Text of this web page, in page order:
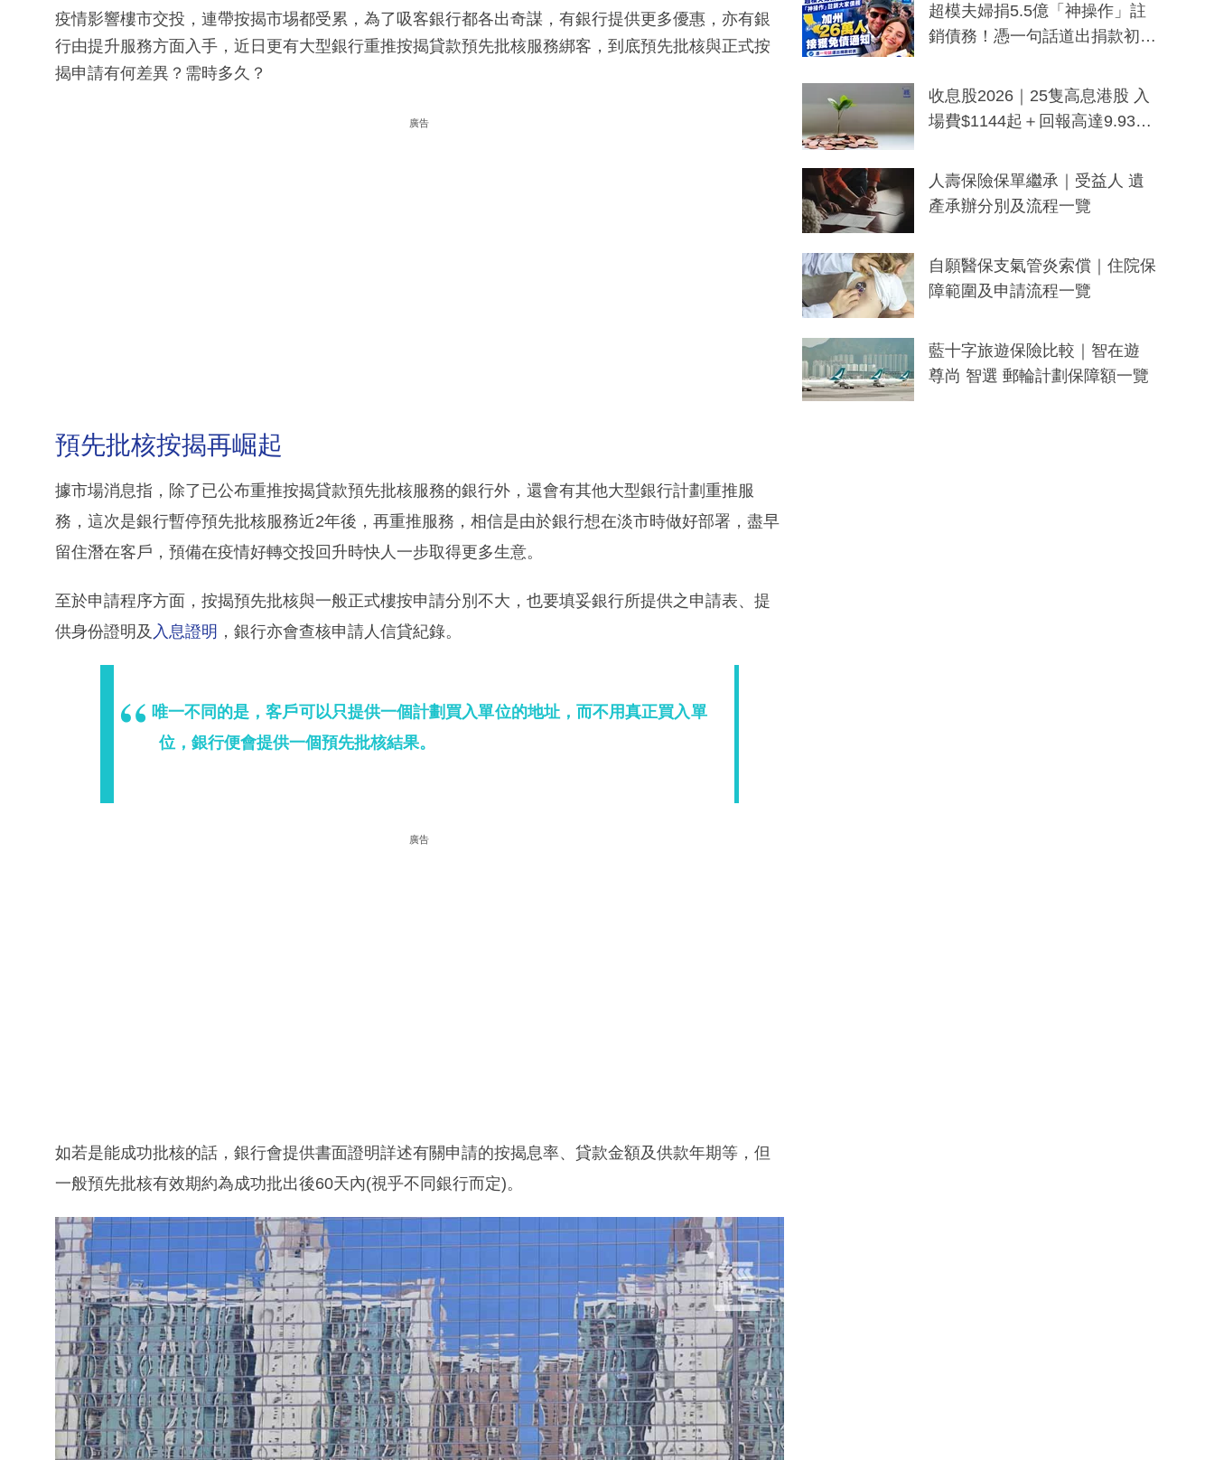
疫情影響樓市交投，連帶按揭市埸都受累，為了吸客銀行都各出奇謀，有銀行提供更多優惠，亦有銀
行由提升服務方面入手，近日更有大型銀行重推按揭貸款預先批核服務綁客，到底預先批核與正式按
揭申請有何差異？需時多久？
廣告
預先批核按揭再崛起
據市場消息指，除了已公布重推按揭貸款預先批核服務的銀行外，還會有其他大型銀行計劃重推服
務，這次是銀行暫停預先批核服務近2年後，再重推服務，相信是由於銀行想在淡市時做好部署，盡早
留住潛在客戶，預備在疫情好轉交投回升時快人一步取得更多生意。
至於申請程序方面，按揭預先批核與一般正式樓按申請分別不大，也要填妥銀行所提供之申請表、提
供身份證明及 入息證明 ，銀行亦會查核申請人信貸紀錄。
唯一不同的是，客戶可以只提供一個計劃買入單位的地址，而不用真正買入單
位，銀行便會提供一個預先批核結果。
廣告
如若是能成功批核的話，銀行會提供書面證明詳述有關申請的按揭息率、貸款金額及供款年期等，但
一般預先批核有效期約為成功批出後60天內(視乎不同銀行而定)。
超模夫婦捐5.5億「神操作」註
銷債務！憑一句話道出捐款初
一度被誤當詐騙手段
收息股2026｜25隻高息港股 入
場費$1144起＋回報高達9.93
人壽保險保單繼承｜受益人 遺
產承辦分別及流程一覽
自願醫保支氣管炎索償｜住院保
障範圍及申請流程一覽
藍十字旅遊保險比較｜智在遊
尊尚 智選 郵輪計劃保障額一覽